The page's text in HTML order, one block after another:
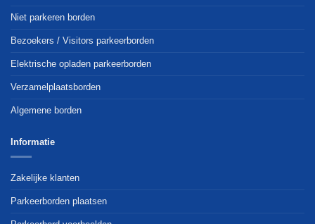
de
Niet parkeren borden
Bezoekers / Visitors parkeerborden
Elektrische opladen parkeerborden
Verzamelplaatsborden
Algemene borden
Informatie
Zakelijke klanten
Parkeerborden plaatsen